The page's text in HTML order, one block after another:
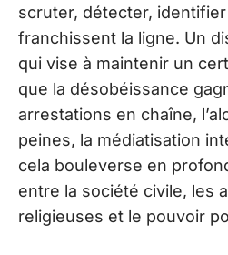
scruter, détecter,
franchissent la ligne. Un
qui vise à maintenir un
que la désobéissance
arrestations en chaîne,
peines, la médiatisation
cela bouleverse en
entre la société civile, les
religieuses et le pouvoir